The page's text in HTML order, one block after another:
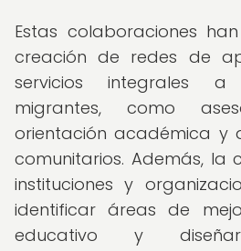
Estas colaboraciones
creación de redes de
servicios integrales a
migrantes, como
orientación académica y
comunitarios. Además, la
instituciones y
identificar áreas de
educativo y diseñar